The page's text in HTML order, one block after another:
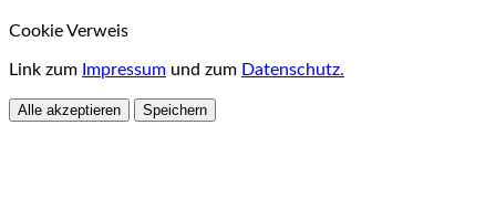
Cookie Verweis
Link zum Impressum und zum Datenschutz.
Alle akzeptieren Speichern